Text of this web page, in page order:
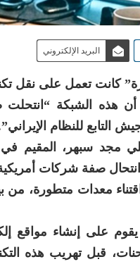
البريد الإلكتروني
كانت تعمل على نقل
هذه الشبكة
للنظام
مجد سبهر، المقيم
انتحال صفة شركات
معدات متطورة، من
على إنشاء مواقع
قبل تهريب هذه